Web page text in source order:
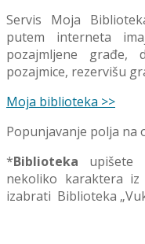
Servis Moja
putem interneta
pozajmljene građe,
pozajmice, rezervišu
Moja biblioteka >>
Popunjavanje polja na
*Biblioteka upišete
nekoliko karaktera iz
izabrati Biblioteka